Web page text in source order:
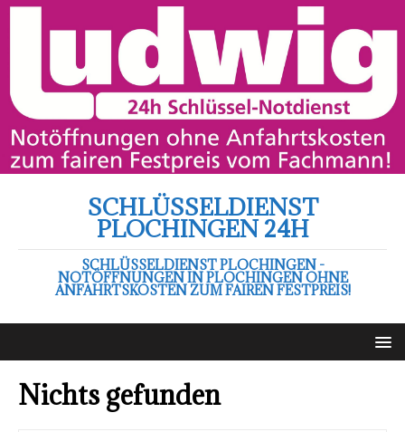
SCHLÜSSELDIENST
PLOCHINGEN 24H
SCHLÜSSELDIENST PLOCHINGEN -
NOTÖFFNUNGEN IN PLOCHINGEN OHNE
ANFAHRTSKOSTEN ZUM FAIREN FESTPREIS!
Nichts gefunden